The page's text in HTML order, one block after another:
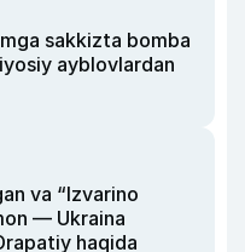
sakkizta bomba
ayblovlardan
va “Izvarino
— Ukraina
haqida